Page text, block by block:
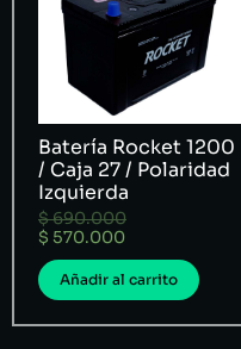
Batería Rocket 1200
/ Caja 27 / Polaridad
Izquierda
$690.000
$ 570.000
Añadir al carrito